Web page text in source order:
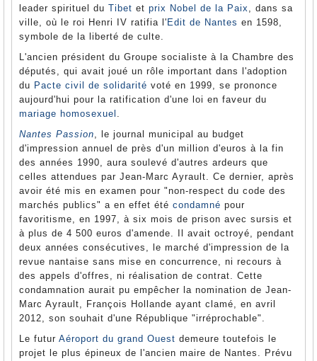
leader spirituel du Tibet et prix Nobel de la Paix , dans sa
ville, où le roi Henri IV ratifia l' Edit de Nantes en 1598,
symbole de la liberté de culte.
L'ancien président du Groupe socialiste à la Chambre des
députés, qui avait joué un rôle important dans l'adoption
du Pacte civil de solidarité voté en 1999, se prononce
aujourd'hui pour la ratification d'une loi en faveur du
mariage homosexuel .
Nantes Passion, le journal municipal au budget
d'impression annuel de près d'un million d'euros à la fin
des années 1990, aura soulevé d'autres ardeurs que
celles attendues par Jean-Marc Ayrault. Ce dernier, après
avoir été mis en examen pour "non-respect du code des
marchés publics" a en effet été condamné pour
favoritisme, en 1997, à six mois de prison avec sursis et
à plus de 4 500 euros d'amende. Il avait octroyé, pendant
deux années consécutives, le marché d'impression de la
revue nantaise sans mise en concurrence, ni recours à
des appels d'offres, ni réalisation de contrat. Cette
condamnation aurait pu empêcher la nomination de Jean-
Marc Ayrault, François Hollande ayant clamé, en avril
2012, son souhait d'une République "irréprochable".
Le futur Aéroport du grand Ouest demeure toutefois le
projet le plus épineux de l'ancien maire de Nantes. Prévu